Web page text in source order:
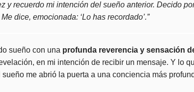
y recuerdo mi intención del sueño anterior. Decido
dice, emocionada: ‘Lo has recordado’.”
sueño con una profunda reverencia y sensación
en mi intención de recibir un mensaje. Y lo
sueño me abrió la puerta a una conciencia más